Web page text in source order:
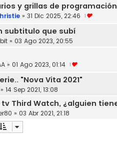
y grillas de programación
» 31 Dic 2025, 22:46 1
subtitulo que subí
» 03 Ago 2023, 20:55
» 01 Ago 2023, 01:14 1
"Nova Vita 2021"
» 14 Sep 2021, 13:08
tv Third Watch, ¿alguien
» 03 Abr 2021, 21:18